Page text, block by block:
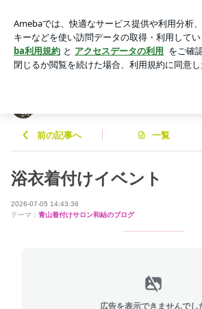
アプリをダウンロードして ブログの更新通知
ょう。
前の記事へ 一覧
浴衣着付けイベント
2026-07-05 14:43:36
テーマ： 青山着付けサロン和結のブログ
広告を表示できませんでし